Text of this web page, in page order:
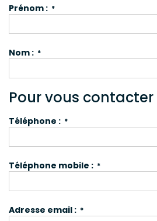
Prénom : *
Nom : *
Pour vous contacter
Téléphone : *
Téléphone mobile : *
Adresse email : *